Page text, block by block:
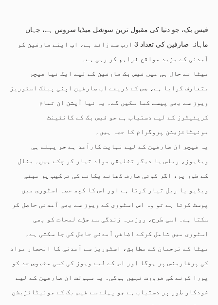
فیس بک، جو دنیا کی مقبول ترین سوشل میڈیا سروس ہے، جہاں
ماہانہ صارفین کی تعداد 3 ارب سے زائد ہے، اب اپنے صارفین کو
آمدنی کے مزید مواقع فراہم کر رہی ہے۔
میٹا نے حال ہی میں فیس بک صارفین کے لیے ایک نیا فیچر
متعارف کرایا ہے، جس کے ذریعے اب صارفین اپنی پبلک اسٹوریز
ویوز سے بھی پیسے کما سکیں گے۔ یہ نیا آپشن ان تمام
کریئیٹرز کے لیے دستیاب ہے جو فیس بک کے کانٹینٹ
مونیٹائزیشن پروگرام کا حصہ ہیں۔
یہ فیچر ان صارفین کے لیے نہایت کارآمد ہے جو پہلے ہی
ویڈیوز، ریلس یا دیگر تخلیقی مواد تیار کر چکے ہیں۔ مثال
کے طور پر، اگر کوئی صارف کھانے پکانے کی ترکیب پر مبنی
ویڈیو یا ریل تیار کرتا ہے اور اس کا کچھ حصہ اسٹوری میں
پوسٹ کرتا ہے تو وہ اس اسٹوری کے ویوز سے بھی آمدنی حاصل کر
سکتا ہے۔ اسی طرح، روزمرہ زندگی سے جڑے لمحات کو بھی
اسٹوری میں شامل کرکے اضافی آمدنی حاصل کی جا سکتی ہے۔
میٹا کے ترجمان کے مطابق، اسٹوریز سے آمدنی کا انحصار مواد
کی پرفارمنس پر ہوگا اور اس کے لیے ویوز کی کسی مخصوص حد کو
پورا کرنے کی ضرورت نہیں ہوگی۔ یہ سہولت ان صارفین کے لیے
خودکار طور پر دستیاب ہے جو پہلے سے فیس بک کے مونیٹائزیشن